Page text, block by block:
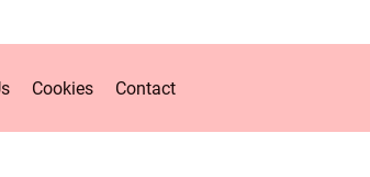
Cookies Contact